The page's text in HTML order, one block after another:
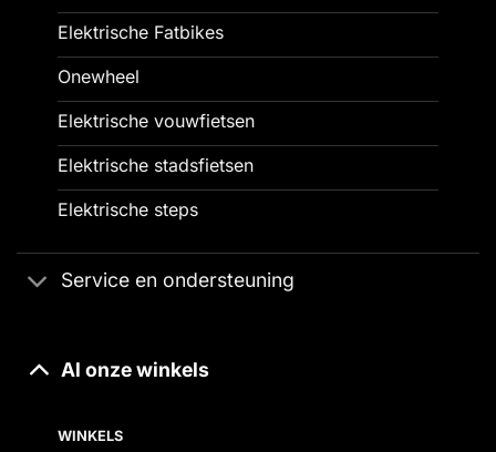
Elektrische Fatbikes
Onewheel
Elektrische vouwfietsen
Elektrische stadsfietsen
Elektrische steps
Service en ondersteuning
Al onze winkels
WINKELS